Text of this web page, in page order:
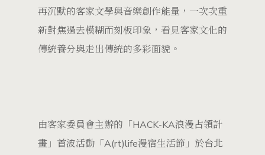
再沉默的客家文學與音樂創作能量，一次次重
新對焦過去模糊而刻板印象，看見客家文化的
傳統養分與走出傳統的多彩面貌。
由客家委員會主辦的「HACK-KA浪漫占領計
畫」首波活動「A(rt)life漫宿生活節」於台北